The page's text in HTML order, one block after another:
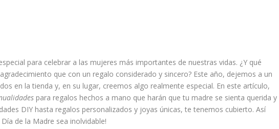
para celebrar a las mujeres más importantes de nuestras vidas. ¿Y qué
que con un regalo considerado y sincero? Este año, dejemos a un
en la tienda y, en su lugar, creemos algo realmente especial. En este artículo,
para regalos hechos a mano que harán que tu madre se sienta querida y
DIY hasta regalos personalizados y joyas únicas, te tenemos cubierto. Así
de la Madre sea inolvidable!